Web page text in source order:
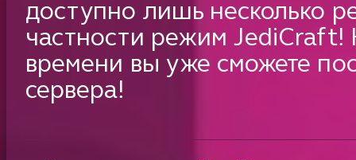
доступно лишь несколько
частности режим JediCraft!
времени вы уже сможете
сервера!